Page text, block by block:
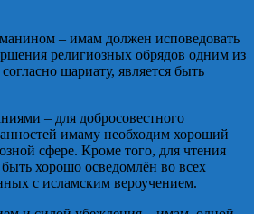
– имам должен исповедовать
религиозных обрядов одним из
шариату, является быть
– для добросовестного
имаму необходим хороший
сфере. Кроме того, для чтения
хорошо осведомлён во всех
с исламским вероучением.